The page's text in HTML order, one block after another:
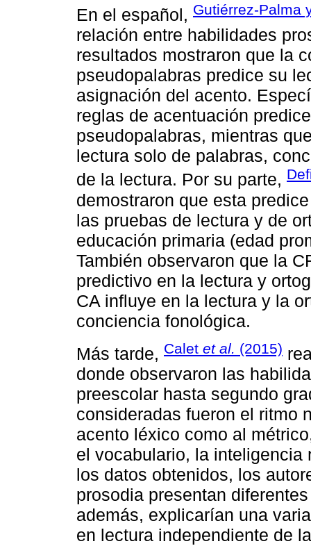
En el español, Gutiérrez-Palma
relación entre habilidades
resultados mostraron que la
pseudopalabras predice su
asignación del acento.
reglas de acentuación
pseudopalabras, mientras
lectura solo de palabras,
de la lectura. Por su parte,
demostraron que esta
las pruebas de lectura y de
educación primaria (edad
También observaron que la
predictivo en la lectura y
CA influye en la lectura y la
conciencia fonológica.
Más tarde, Calet et al. (2015)
donde observaron las
preescolar hasta segundo
consideradas fueron el ritmo
acento léxico como al
el vocabulario, la
los datos obtenidos, los
prosodia presentan
además, explicarían una
en lectura independiente de